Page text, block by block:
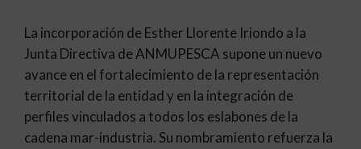
​La incorporación de Esther Llorente Iriondo a la
Junta Directiva de ANMUPESCA supone un nuevo
avance en el fortalecimiento de la representación
territorial de la entidad y en la integración de
perfiles vinculados a todos los eslabones de la
cadena mar-industria. Su nombramiento refuerza la